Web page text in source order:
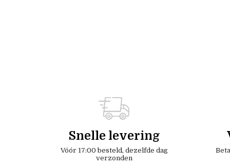
Snelle levering
Vóór 17:00 besteld, dezelfde dag
verzonden